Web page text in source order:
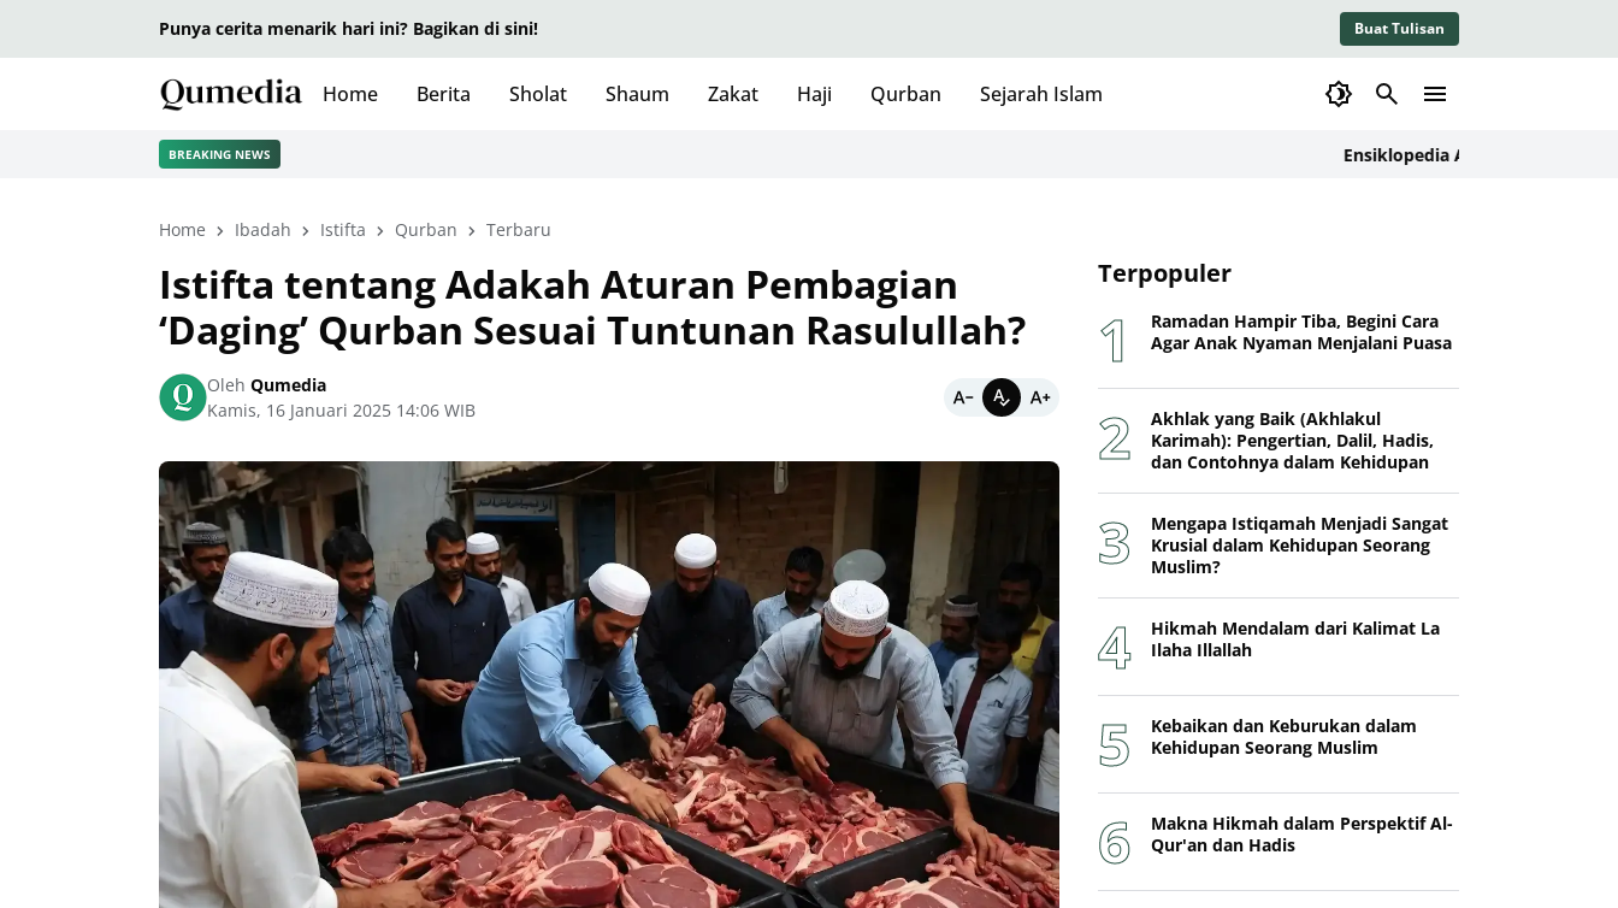
Punya cerita menarik hari ini? Bagikan di sini! Buat Tulisan
Home Berita Sholat Shaum Zakat Haji Qurban Sejarah Islam
BREAKING NEWS Ensiklopedia Adab dalam Islam:
Home Ibadah Istifta Qurban Terbaru
Istifta tentang Adakah Aturan Pembagian
‘Daging’ Qurban Sesuai Tuntunan Rasulullah?
Oleh Qumedia
Kamis, 16 Januari 2025 14:06 WIB
Terpopuler
Ramadan Hampir Tiba, Begini Cara
Agar Anak Nyaman Menjalani Puasa
Akhlak yang Baik (Akhlakul
Karimah): Pengertian, Dalil, Hadis,
dan Contohnya dalam Kehidupan
Mengapa Istiqamah Menjadi Sangat
Krusial dalam Kehidupan Seorang
Muslim?
Hikmah Mendalam dari Kalimat La
Ilaha Illallah
Kebaikan dan Keburukan dalam
Kehidupan Seorang Muslim
Makna Hikmah dalam Perspektif Al-
Qur'an dan Hadis